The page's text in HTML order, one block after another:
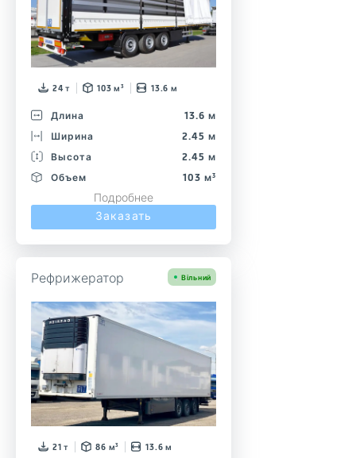
24 т 103 м³ 13.6 м
Длина
13.6 м
Ширина
2.45 м
Высота
2.45 м
Объем
103 м³
Подробнее
Заказать
Рефрижератор Вільний
21 т 86 м³ 13.6 м